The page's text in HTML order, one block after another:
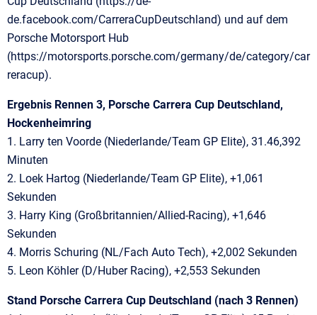
de.facebook.com/CarreraCupDeutschland) und auf dem
Porsche Motorsport Hub
(https://motorsports.porsche.com/germany/de/category/car
reracup).
Ergebnis Rennen 3, Porsche Carrera Cup Deutschland,
Hockenheimring
1. Larry ten Voorde (Niederlande/Team GP Elite), 31.46,392
Minuten
2. Loek Hartog (Niederlande/Team GP Elite), +1,061
Sekunden
3. Harry King (Großbritannien/Allied-Racing), +1,646
Sekunden
4. Morris Schuring (NL/Fach Auto Tech), +2,002 Sekunden
5. Leon Köhler (D/Huber Racing), +2,553 Sekunden
Stand Porsche Carrera Cup Deutschland (nach 3 Rennen)